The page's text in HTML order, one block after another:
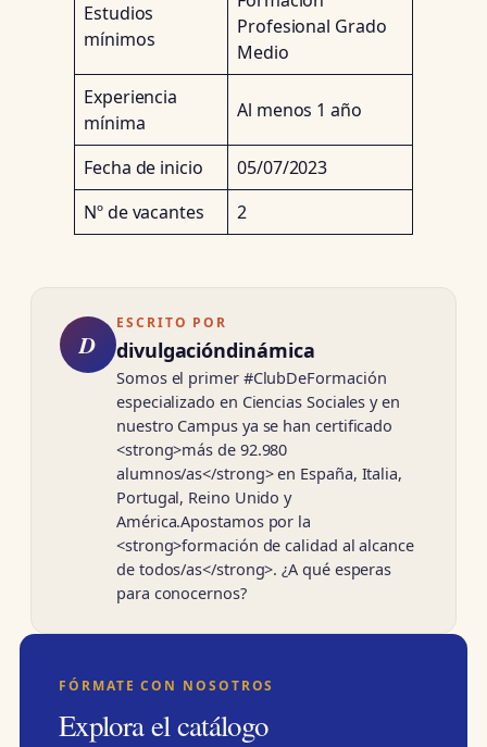
Estudios
mínimos
Profesional Grado
Medio
Experiencia
mínima
Al menos 1 año
Fecha de inicio
05/07/2023
Nº de vacantes
2
D
ESCRITO POR
divulgacióndinámica
Somos el primer #ClubDeFormación
especializado en Ciencias Sociales y en
nuestro Campus ya se han certificado
<strong>más de 92.980
alumnos/as</strong> en España, Italia,
Portugal, Reino Unido y
América.Apostamos por la
<strong>formación de calidad al alcance
de todos/as</strong>. ¿A qué esperas
para conocernos?
FÓRMATE CON NOSOTROS
Explora el catálogo